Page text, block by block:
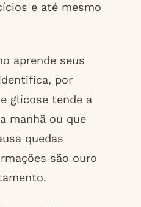
e até mesmo
aprende seus
por
glicose tende a
manhã ou que
quedas
são ouro